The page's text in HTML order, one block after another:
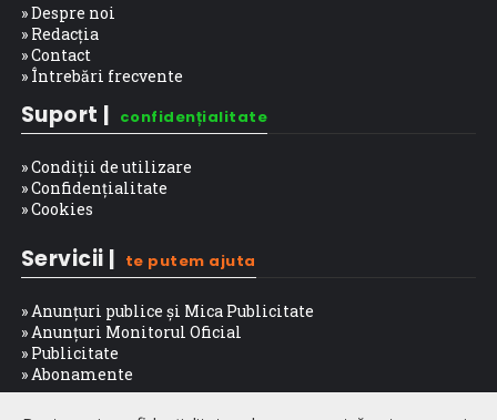
» Despre noi
» Redacția
» Contact
» Întrebări frecvente
Suport | confidențialitate
» Condiții de utilizare
» Confidențialitate
» Cookies
Servicii | te putem ajuta
» Anunțuri publice și Mica Publicitate
» Anunțuri Monitorul Oficial
» Publicitate
» Abonamente
Trafic web | public